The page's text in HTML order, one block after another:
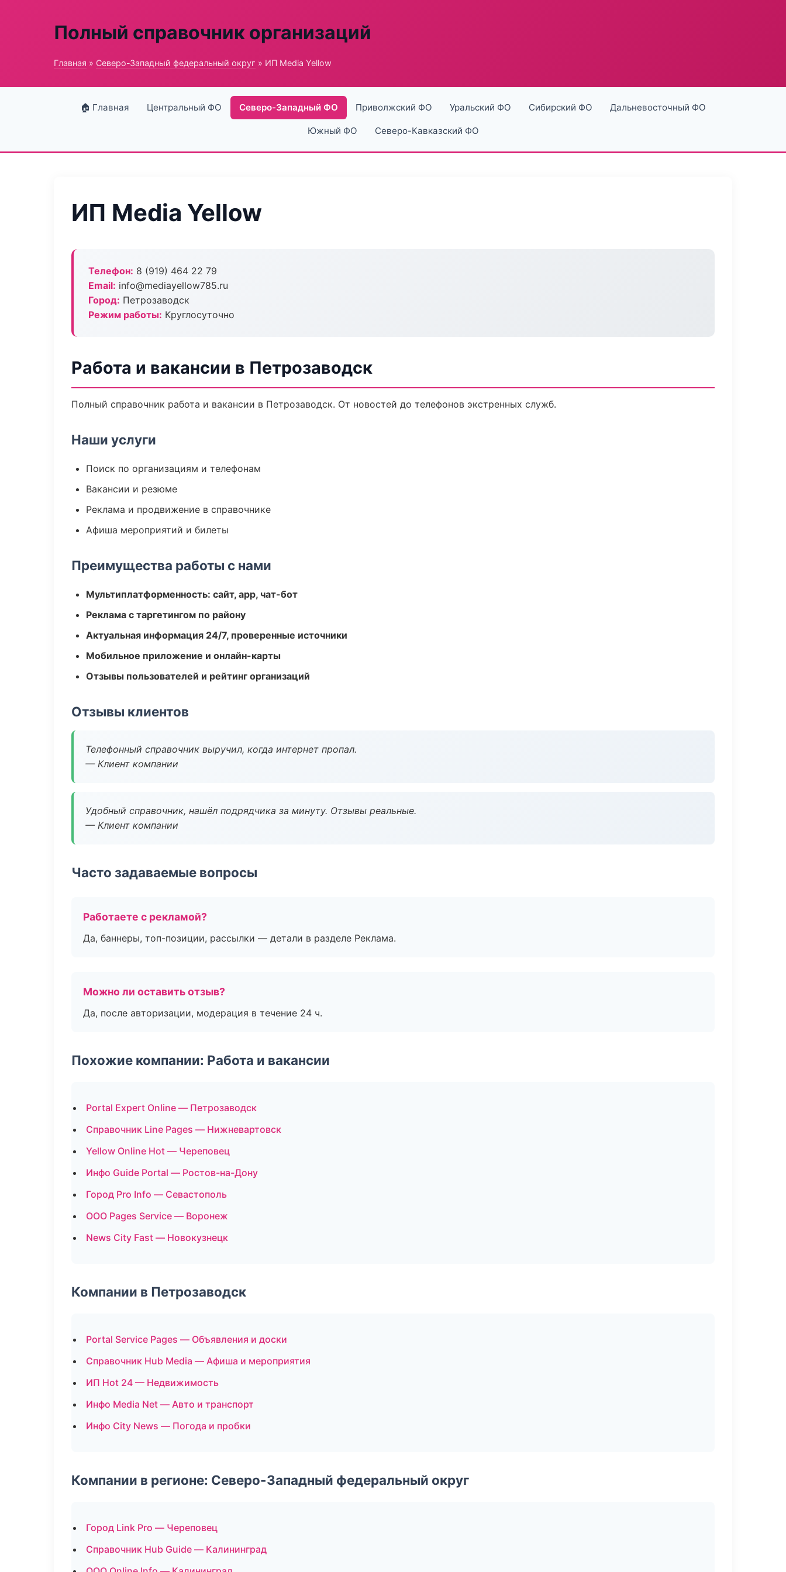
Полный справочник организаций
Главная » Северо-Западный федеральный округ » ИП Media Yellow
🏠 Главная Центральный ФО Северо-Западный ФО Приволжский ФО Уральский ФО Сибирский ФО Дальневосточный ФО
Южный ФО Северо-Кавказский ФО
ИП Media Yellow
Телефон: 8 (919) 464 22 79
Email: info@mediayellow785.ru
Город: Петрозаводск
Режим работы: Круглосуточно
Работа и вакансии в Петрозаводск
Полный справочник работа и вакансии в Петрозаводск. От новостей до телефонов экстренных служб.
Наши услуги
Поиск по организациям и телефонам
Вакансии и резюме
Реклама и продвижение в справочнике
Афиша мероприятий и билеты
Преимущества работы с нами
Мультиплатформенность: сайт, app, чат-бот
Реклама с таргетингом по району
Актуальная информация 24/7, проверенные источники
Мобильное приложение и онлайн-карты
Отзывы пользователей и рейтинг организаций
Отзывы клиентов
Телефонный справочник выручил, когда интернет пропал.
— Клиент компании
Удобный справочник, нашёл подрядчика за минуту. Отзывы реальные.
— Клиент компании
Часто задаваемые вопросы
Работаете с рекламой?
Да, баннеры, топ-позиции, рассылки — детали в разделе Реклама.
Можно ли оставить отзыв?
Да, после авторизации, модерация в течение 24 ч.
Похожие компании: Работа и вакансии
Portal Expert Online — Петрозаводск
Справочник Line Pages — Нижневартовск
Yellow Online Hot — Череповец
Инфо Guide Portal — Ростов-на-Дону
Город Pro Info — Севастополь
ООО Pages Service — Воронеж
News City Fast — Новокузнецк
Компании в Петрозаводск
Portal Service Pages — Объявления и доски
Справочник Hub Media — Афиша и мероприятия
ИП Hot 24 — Недвижимость
Инфо Media Net — Авто и транспорт
Инфо City News — Погода и пробки
Компании в регионе: Северо-Западный федеральный округ
Город Link Pro — Череповец
Справочник Hub Guide — Калининград